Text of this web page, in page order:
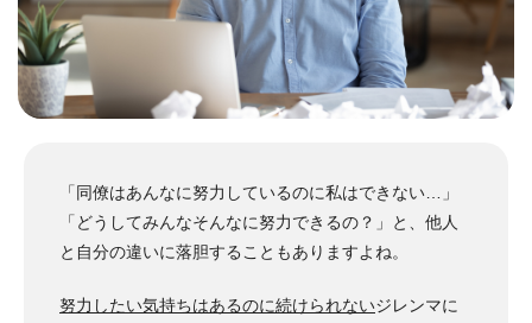
「同僚はあんなに努力しているのに私はできない…」
「どうしてみんなそんなに努力できるの？」と、他人
と自分の違いに落胆することもありますよね。
努力したい気持ちはあるのに続けられないジレンマに